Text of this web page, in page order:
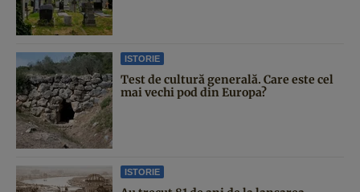
ISTORIE
Test de cultură generală. Care este cel
mai vechi pod din Europa?
ISTORIE